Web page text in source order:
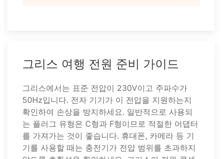
그리스 여행 전원 준비 가이드
그리스에서는 표준 전압이 230V이고 주파수가
50Hz입니다. 전자 기기가 이 전압을 지원하는지
확인하여 손상을 방지하세요. 일반적으로 사용되
는 플러그 유형은 C형과 F형이므로 적절한 어댑터
를 가져가는 것이 좋습니다. 휴대폰, 카메라 등 기
기를 사용할 때는 충전기가 전압 범위를 초과하지